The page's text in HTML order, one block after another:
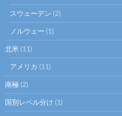
スウェーデン (2)
ノルウェー (1)
北米 (11)
アメリカ (11)
南極 (2)
国別レベル分け (1)